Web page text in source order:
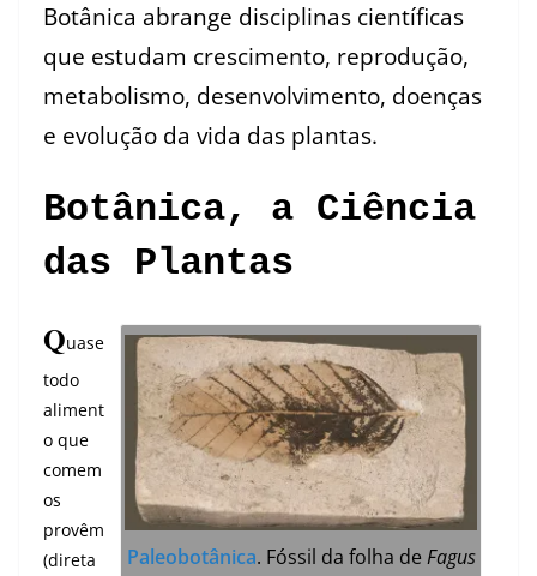
Botânica abrange disciplinas científicas
que estudam crescimento, reprodução,
metabolismo, desenvolvimento, doenças
e evolução da vida das plantas.
Botânica, a Ciência
das Plantas
Paleobotânica. Fóssil da folha deFagus
Quase
todo
aliment
o que
comem
os
provêm
(direta